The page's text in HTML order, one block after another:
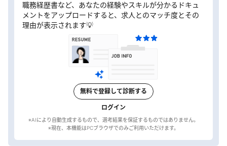
職務経歴書など、あなたの経験やスキルが分かるドキュ
メントをアップロードすると、求人とのマッチ度とその
理由が表示されます💡
無料で登録して診断する
ログイン
※AIにより自動生成するもので、選考結果を保証するものではありません。